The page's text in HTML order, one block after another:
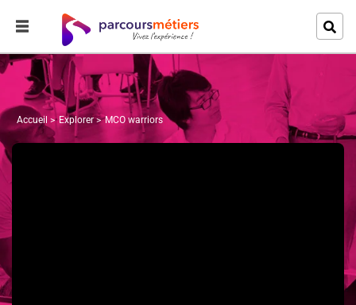
Accueil Explorer MCO warriors